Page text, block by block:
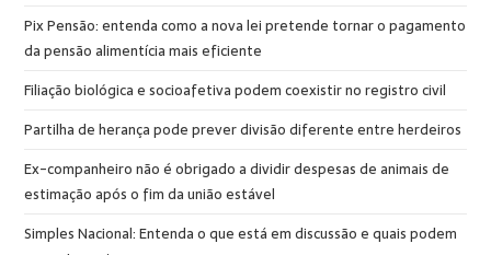
Pix Pensão: entenda como a nova lei pretende tornar o pagamento
da pensão alimentícia mais eficiente
Filiação biológica e socioafetiva podem coexistir no registro civil
Partilha de herança pode prever divisão diferente entre herdeiros
Ex-companheiro não é obrigado a dividir despesas de animais de
estimação após o fim da união estável
Simples Nacional: Entenda o que está em discussão e quais podem